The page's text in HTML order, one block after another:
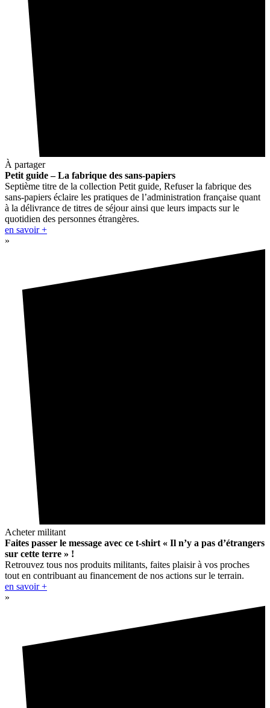
À partager
Petit guide – La fabrique des sans-papiers
Septième titre de la collection Petit guide, Refuser la fabrique des
sans-papiers éclaire les pratiques de l’administration française quant
à la délivrance de titres de séjour ainsi que leurs impacts sur le
quotidien des personnes étrangères.
en savoir +
»
Acheter militant
Faites passer le message avec ce t-shirt « Il n’y a pas d’étrangers
sur cette terre » !
Retrouvez tous nos produits militants, faites plaisir à vos proches
tout en contribuant au financement de nos actions sur le terrain.
en savoir +
»